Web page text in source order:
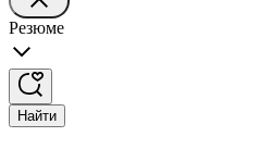
Резюме
Найти